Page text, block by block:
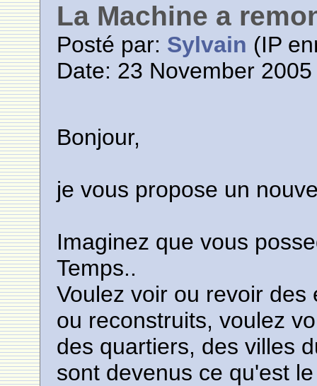
La Machine a
Posté par: Sylvain (IP
Date: 23 November
Bonjour,
je vous propose un
Imaginez que vous
Temps..
Voulez voir ou revoir
ou reconstruits, voulez
des quartiers, des villes
sont devenus ce qu'est